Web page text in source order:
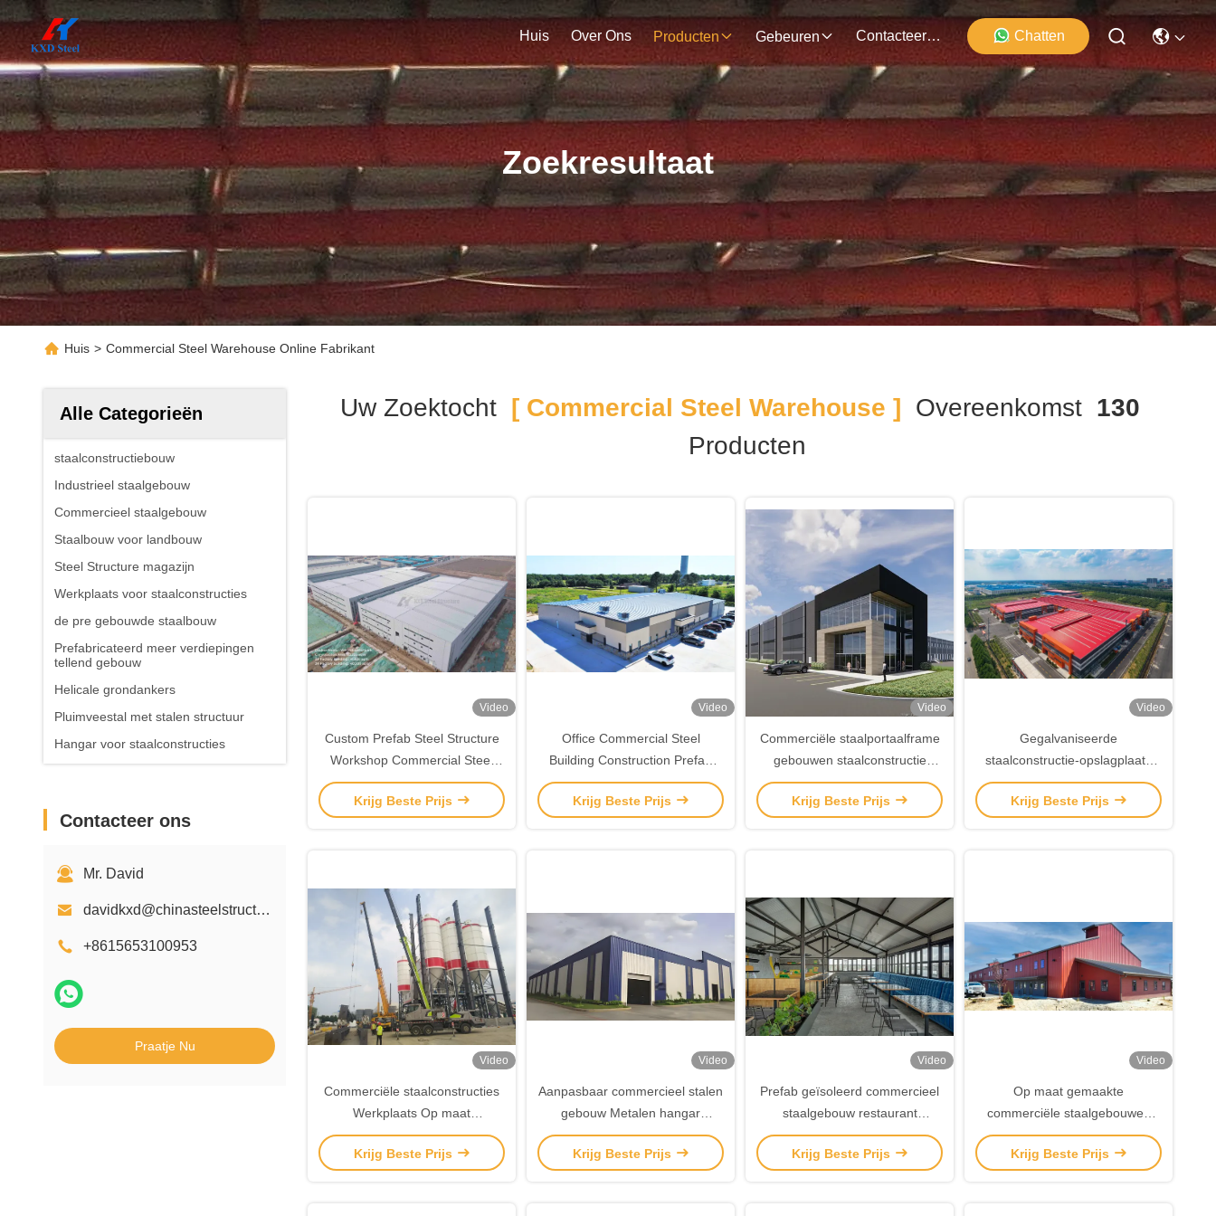
Huis Over Ons Producten Gebeuren Contacteer Ons Chatten
Zoekresultaat
Huis > Commercial Steel Warehouse Online Fabrikant
Alle Categorieën
staalconstructiebouw
Industrieel staalgebouw
Commercieel staalgebouw
Staalbouw voor landbouw
Steel Structure magazijn
Werkplaats voor staalconstructies
de pre gebouwde staalbouw
Prefabricateerd meer verdiepingen
tellend gebouw
Helicale grondankers
Pluimveestal met stalen structuur
Hangar voor staalconstructies
Contacteer ons
Mr. David
davidkxd@chinasteelstructure.cn
+8615653100953
Praatje Nu
Uw Zoektocht [ Commercial Steel Warehouse ] Overeenkomst 130
Producten
Video
Custom Prefab Steel Structure
Workshop Commercial Steel
Warehouse CE goedgekeurd
Krijg Beste Prijs
Video
Office Commercial Steel
Building Construction Prefab
Steel Warehouse Buildings
Krijg Beste Prijs
Video
Commerciële staalportaalframe
gebouwen staalconstructie
geprefabriceerd metaallager
Krijg Beste Prijs
Video
Gegalvaniseerde
staalconstructie-opslagplaats
Bolt / Weld Connect Prefab
staalopslagplaats
Krijg Beste Prijs
Video
Commerciële staalconstructies
Werkplaats Op maat
geprefabriceerd staal magazijn
Krijg Beste Prijs
Video
Aanpasbaar commercieel stalen
gebouw Metalen hangar
gebouw Met schuifdeur
Krijg Beste Prijs
Video
Prefab geïsoleerd commercieel
staalgebouw restaurant
staalconstructiegebouw
Krijg Beste Prijs
Video
Op maat gemaakte
commerciële staalgebouwen
Vinnige en eenvoudige
installatie
Krijg Beste Prijs